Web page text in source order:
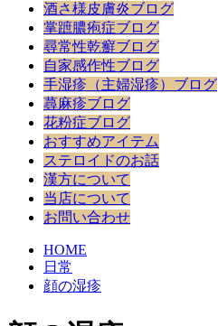
酒さ様皮膚炎ブログ
掌蹠膿疱症ブログ
尋常性乾癬ブログ
自家感作性ブログ
手湿疹（主婦湿疹）ブログ
蕁麻疹ブログ
花粉症ブログ
おすすめアイテム
ステロイドのお話
漢方について
当店について
お問い合わせ
HOME
日常
顔の湿疹